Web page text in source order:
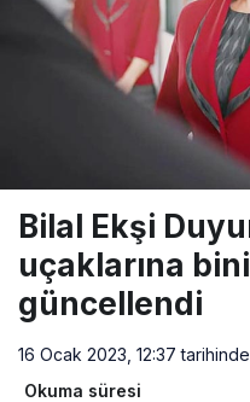
Bilal Ekşi
uçaklarına
güncellendi
16 Ocak 2023, 12:37 tarihinde
Okuma süresi